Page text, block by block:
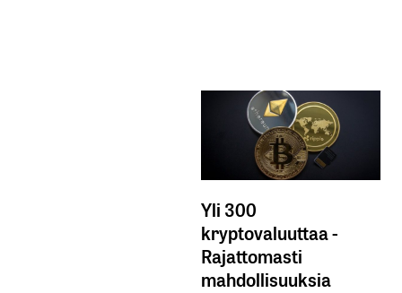
Yli 300
kryptovaluuttaa -
Rajattomasti
mahdollisuuksia